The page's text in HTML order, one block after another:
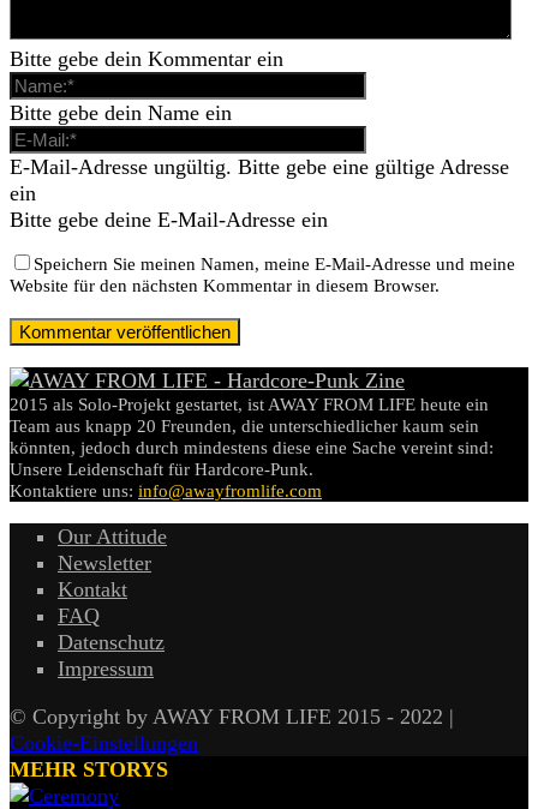
Bitte gebe dein Kommentar ein
Bitte gebe dein Name ein
E-Mail-Adresse ungültig. Bitte gebe eine gültige Adresse
ein
Bitte gebe deine E-Mail-Adresse ein
Speichern Sie meinen Namen, meine E-Mail-Adresse und meine
Website für den nächsten Kommentar in diesem Browser.
2015 als Solo-Projekt gestartet, ist AWAY FROM LIFE heute ein
Team aus knapp 20 Freunden, die unterschiedlicher kaum sein
könnten, jedoch durch mindestens diese eine Sache vereint sind:
Unsere Leidenschaft für Hardcore-Punk.
Kontaktiere uns: info@awayfromlife.com
Our Attitude
Newsletter
Kontakt
FAQ
Datenschutz
Impressum
© Copyright by AWAY FROM LIFE 2015 - 2022 |
Cookie-Einstellungen
MEHR STORYS